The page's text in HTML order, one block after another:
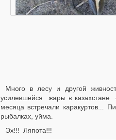
Много в лесу и другой
усилевшейся жары в казахстане
месяца встречали каракуртов...
рыбалках, уйма.
Эх!!! Ляпота!!!